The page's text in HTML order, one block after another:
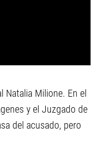
Natalia Milione. En el
y el Juzgado de
del acusado, pero